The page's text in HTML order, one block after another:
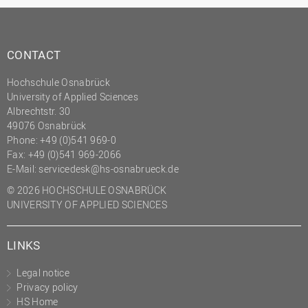
Recht
Science to Business GmbH
Studierendensekretariat
Studium und Lehre
Transfer- und
Innovationsmanagement
CONTACT
Hochschule Osnabrück
University of Applied Sciences
Albrechtstr. 30
49076 Osnabrück
Phone: +49 (0)541 969-0
Fax: +49 (0)541 969-2066
E-Mail: servicedesk@hs-osnabrueck.de
© 2026 HOCHSCHULE OSNABRÜCK
UNIVERSITY OF APPLIED SCIENCES
LINKS
Legal notice
Privacy policy
HS Home